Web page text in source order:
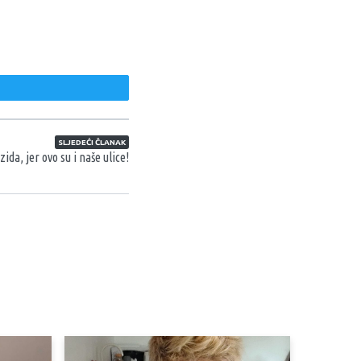
SLJEDEĆI ČLANAK
jer ovo su i naše ulice!